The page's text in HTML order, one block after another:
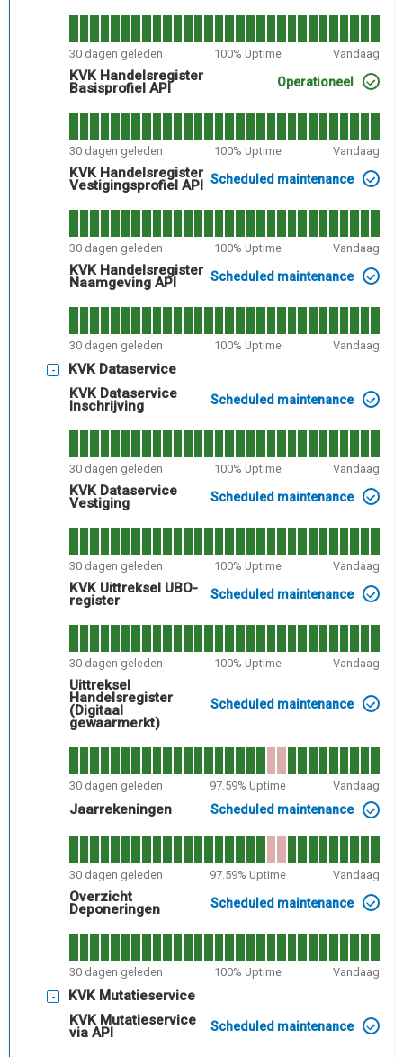
30 dagen geleden 100% Uptime Vandaag
KVK Handelsregister
Basisprofiel API Operationeel
30 dagen geleden 100% Uptime Vandaag
KVK Handelsregister
Vestigingsprofiel API Scheduled maintenance
30 dagen geleden 100% Uptime Vandaag
KVK Handelsregister
Naamgeving API Scheduled maintenance
30 dagen geleden 100% Uptime Vandaag
KVK Dataservice
KVK Dataservice
Inschrijving Scheduled maintenance
30 dagen geleden 100% Uptime Vandaag
KVK Dataservice
Vestiging Scheduled maintenance
30 dagen geleden 100% Uptime Vandaag
KVK Uittreksel UBO-
register Scheduled maintenance
30 dagen geleden 100% Uptime Vandaag
Uittreksel
Handelsregister
(Digitaal
gewaarmerkt)
Scheduled maintenance
30 dagen geleden 97.59% Uptime Vandaag
Jaarrekeningen Scheduled maintenance
30 dagen geleden 97.59% Uptime Vandaag
Overzicht
Deponeringen Scheduled maintenance
30 dagen geleden 100% Uptime Vandaag
KVK Mutatieservice
KVK Mutatieservice
via API Scheduled maintenance